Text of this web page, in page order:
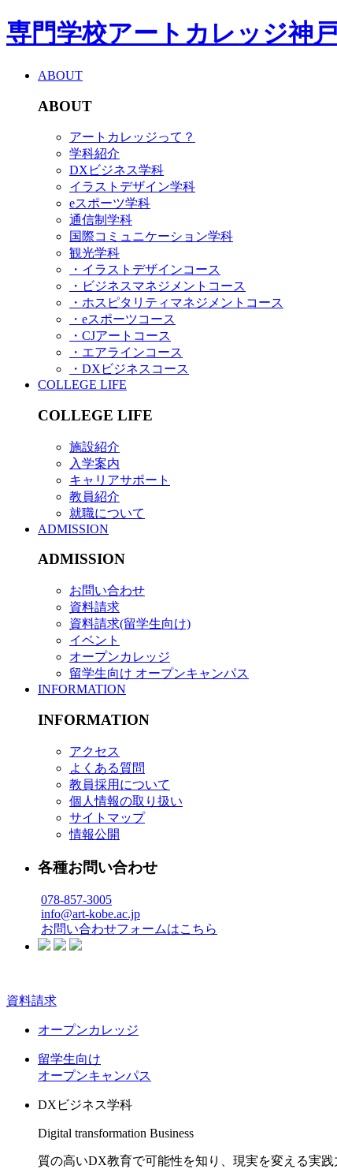
専門学校アートカレッジ神
ABOUT
ABOUT
アートカレッジって？
学科紹介
DXビジネス学科
イラストデザイン学科
eスポーツ学科
通信制学科
国際コミュニケーション学科
観光学科
・イラストデザインコース
・ビジネスマネジメントコース
・ホスピタリティマネジメントコース
・eスポーツコース
・CJアートコース
・エアラインコース
・DXビジネスコース
COLLEGE LIFE
COLLEGE LIFE
施設紹介
入学案内
キャリアサポート
教員紹介
就職について
ADMISSION
ADMISSION
お問い合わせ
資料請求
資料請求(留学生向け)
イベント
オープンカレッジ
留学生向け オープンキャンパス
INFORMATION
INFORMATION
アクセス
よくある質問
教員採用について
個人情報の取り扱い
サイトマップ
情報公開
各種お問い合わせ
078-857-3005
info@art-kobe.ac.jp
お問い合わせフォームはこちら
資料請求
オープンカレッジ
留学生向け
オープンキャンパス
DXビジネス学科
Digital transformation Business
質の高いDX教育で可能性を知り、現実を変える実践